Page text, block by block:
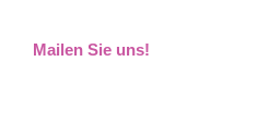
Mailen Sie uns!